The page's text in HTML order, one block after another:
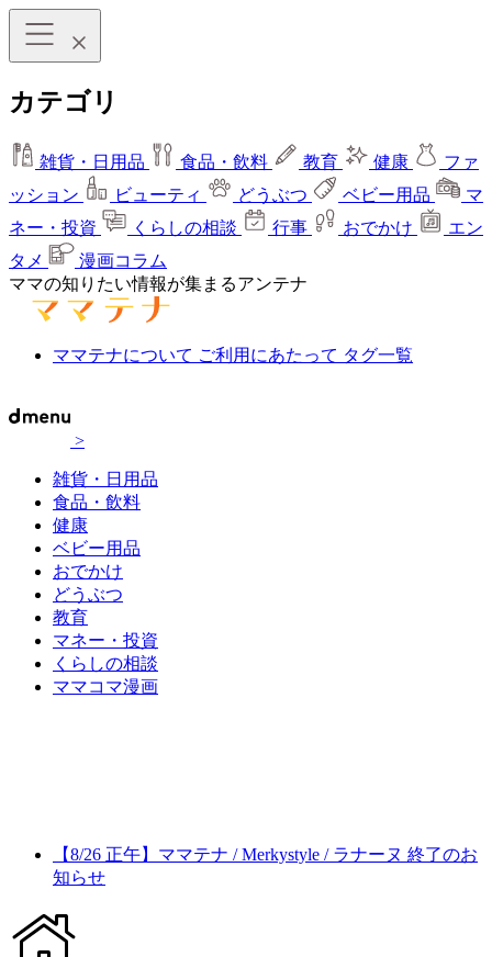
カテゴリ
雑貨・日用品 食品・飲料 教育 健康
ファ
ッション
ビューティ どうぶつ ベビー用品
マ
ネー・投資
くらしの相談 行事 おでかけ
エン
タメ
漫画コラム
ママの知りたい情報が集まるアンテナ
ママテナについて ご利用にあたって タグ一覧
>
雑貨・日用品
食品・飲料
健康
ベビー用品
おでかけ
どうぶつ
教育
マネー・投資
くらしの相談
ママコマ漫画
【8/26 正午】ママテナ / Merkystyle / ラナーヌ 終了のお
知らせ